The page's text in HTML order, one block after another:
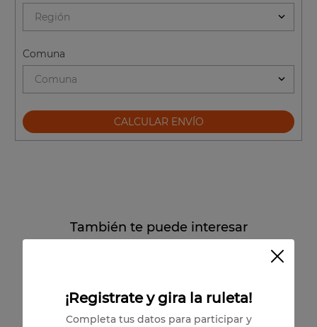
Región
Comuna
Comuna
CALCULAR ENVÍO
También te puede interesar
¡Registrate y gira la ruleta!
Completa tus datos para participar y